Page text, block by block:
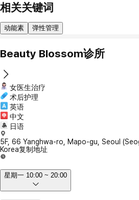
相关关键词
动能素 弹性管理
Beauty Blossom诊所
女医生治疗
术后护理
英语
中文
日语
5F, 66 Yanghwa-ro, Mapo-gu, Seoul
Korea复制地址
星期一 10:00 ~ 20:00